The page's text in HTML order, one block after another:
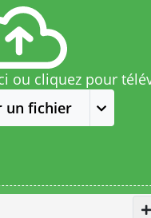
ou cliquez pour
un fichier